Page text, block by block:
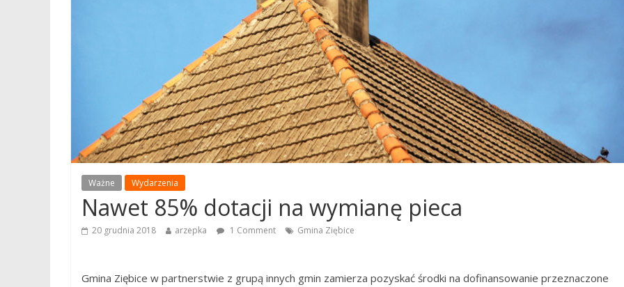
Ważne Wydarzenia
Nawet 85% dotacji na wymianę pieca
20 grudnia 2018 arzepka 1 Comment Gmina Ziębice
Gmina Ziębice w partnerstwie z grupą innych gmin zamierza pozyskać środki na dofinansowanie przeznaczone